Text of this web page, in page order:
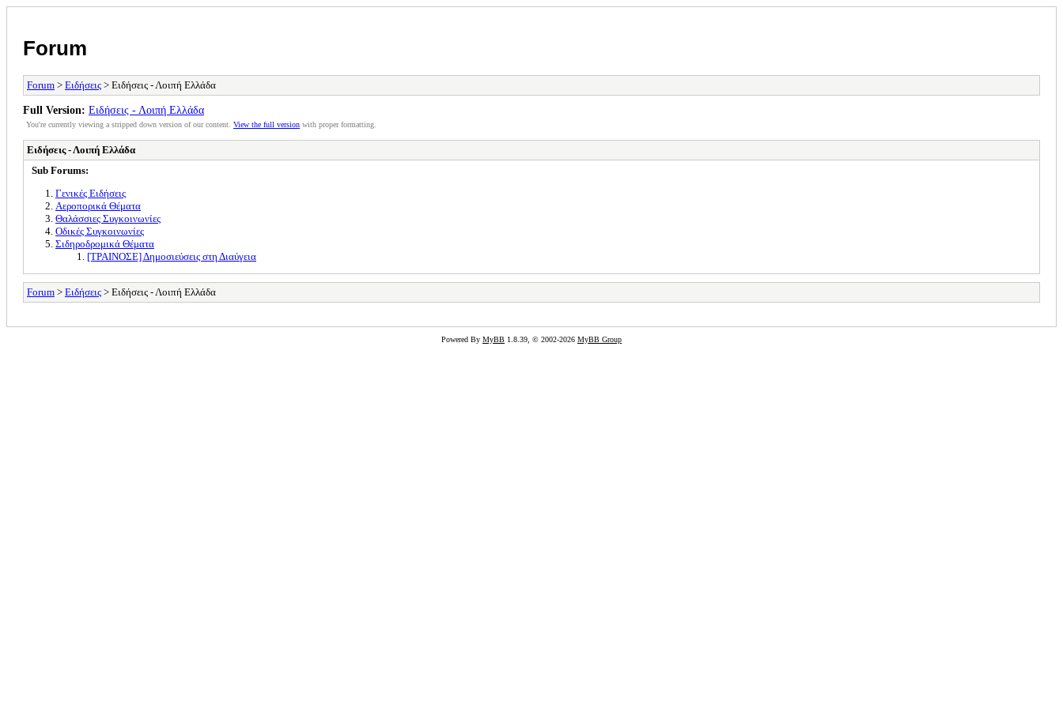
Forum
Forum > Ειδήσεις > Ειδήσεις - Λοιπή Ελλάδα
Full Version: Ειδήσεις - Λοιπή Ελλάδα
You're currently viewing a stripped down version of our content. View the full version with proper formatting.
Ειδήσεις - Λοιπή Ελλάδα
Sub Forums:
Γενικές Ειδήσεις
Αεροπορικά Θέματα
Θαλάσσιες Συγκοινωνίες
Οδικές Συγκοινωνίες
Σιδηροδρομικά Θέματα
[ΤΡΑΙΝΟΣΕ] Δημοσιεύσεις στη Διαύγεια
Forum > Ειδήσεις > Ειδήσεις - Λοιπή Ελλάδα
Powered By MyBB 1.8.39, © 2002-2026 MyBB Group